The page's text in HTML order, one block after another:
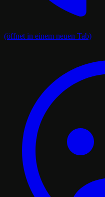
(öffnet in einem neuen Tab)